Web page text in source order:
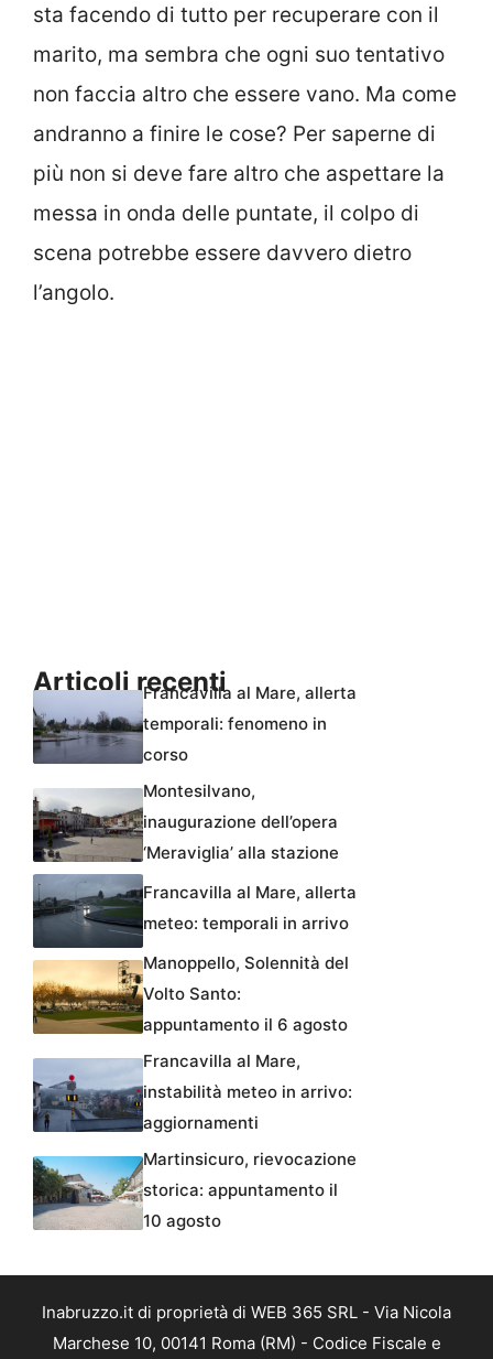
sta facendo di tutto per recuperare con il
marito, ma sembra che ogni suo tentativo
non faccia altro che essere vano. Ma come
andranno a finire le cose? Per saperne di
più non si deve fare altro che aspettare la
messa in onda delle puntate, il colpo di
scena potrebbe essere davvero dietro
l’angolo.
Articoli recentiFrancavilla al Mare, allerta
temporali: fenomeno in
corso
Montesilvano,
inaugurazione dell’opera
‘Meraviglia’ alla stazione
Francavilla al Mare, allerta
meteo: temporali in arrivo
Manoppello, Solennità del
Volto Santo:
appuntamento il 6 agosto
Francavilla al Mare,
instabilità meteo in arrivo:
aggiornamenti
Martinsicuro, rievocazione
storica: appuntamento il
10 agosto
Inabruzzo.it di proprietà di WEB 365 SRL - Via Nicola
Marchese 10, 00141 Roma (RM) - Codice Fiscale e